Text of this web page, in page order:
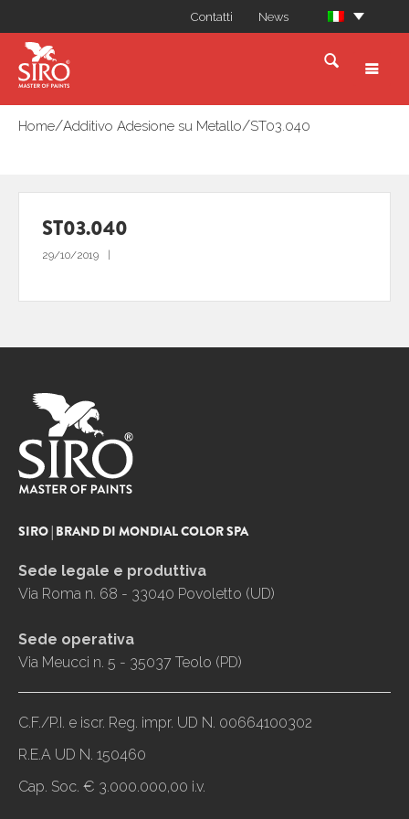
Contatti News
Home/Additivo Adesione su Metallo/ST03.040
ST03.040
29/10/2019
SIRO | BRAND DI MONDIAL COLOR SPA
Sede legale e produttiva
Via Roma n. 68 - 33040 Povoletto (UD)
Sede operativa
Via Meucci n. 5 - 35037 Teolo (PD)
C.F./P.I. e iscr. Reg. impr. UD N. 00664100302
R.E.A UD N. 150460
Cap. Soc. € 3.000.000,00 i.v.